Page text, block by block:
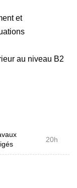
et
au niveau B2
20h